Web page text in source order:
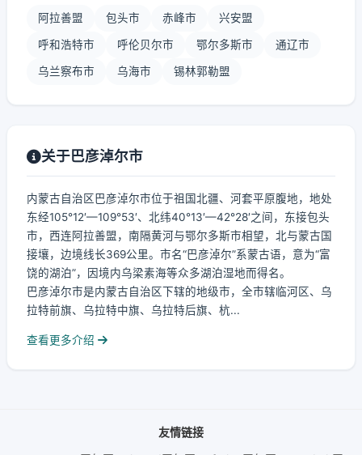
阿拉善盟 包头市 赤峰市 兴安盟
呼和浩特市 呼伦贝尔市 鄂尔多斯市 通辽市
乌兰察布市 乌海市 锡林郭勒盟
关于巴彦淖尔市
内蒙古自治区巴彦淖尔市位于祖国北疆、河套平原腹地，地处
东经105°12′—109°53′、北纬40°13′—42°28′之间，东接包头
市，西连阿拉善盟，南隔黄河与鄂尔多斯市相望，北与蒙古国
接壤，边境线长369公里。市名“巴彦淖尔”系蒙古语，意为“富
饶的湖泊”，因境内乌梁素海等众多湖泊湿地而得名。
巴彦淖尔市是内蒙古自治区下辖的地级市，全市辖临河区、乌
拉特前旗、乌拉特中旗、乌拉特后旗、杭...
查看更多介绍
友情链接